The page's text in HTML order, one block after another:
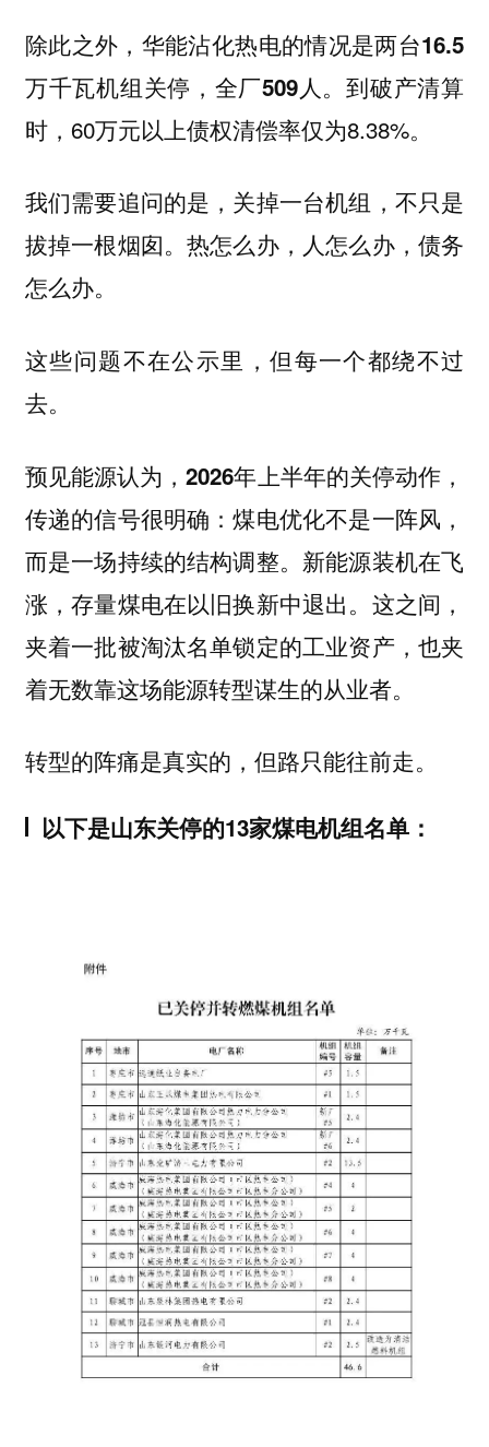
除此之外，华能沾化热电的情况是两台16.5
万千瓦机组关停，全厂509人。到破产清算
时，60万元以上债权清偿率仅为8.38%。
我们需要追问的是，关掉一台机组，不只是
拔掉一根烟囱。热怎么办，人怎么办，债务
怎么办。
这些问题不在公示里，但每一个都绕不过
去。
预见能源认为，2026年上半年的关停动作，
传递的信号很明确：煤电优化不是一阵风，
而是一场持续的结构调整。新能源装机在飞
涨，存量煤电在以旧换新中退出。这之间，
夹着一批被淘汰名单锁定的工业资产，也夹
着无数靠这场能源转型谋生的从业者。
转型的阵痛是真实的，但路只能往前走。
以下是山东关停的13家煤电机组名单：